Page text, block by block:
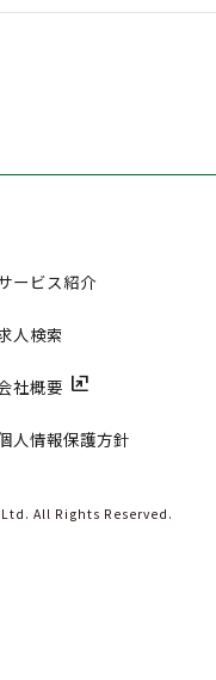
ービス紹介
人検索
社概要 ungroup
人情報保護方針
All Rights Reserved.